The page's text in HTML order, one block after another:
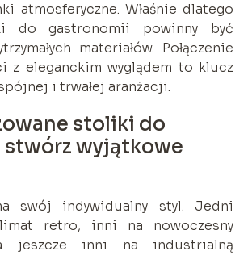
atmosferyczne. Właśnie dlatego
do gastronomii powinny być
materiałów. Połączenie
z eleganckim wyglądem to klucz
i trwałej aranżacji.
stoliki do
stwórz wyjątkowe
swój indywidualny styl. Jedni
retro, inni na nowoczesny
jeszcze inni na industrialną